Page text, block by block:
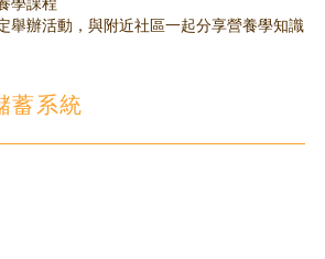
舉辦活動，與附近社區一起分享營養學知識
蓄系統